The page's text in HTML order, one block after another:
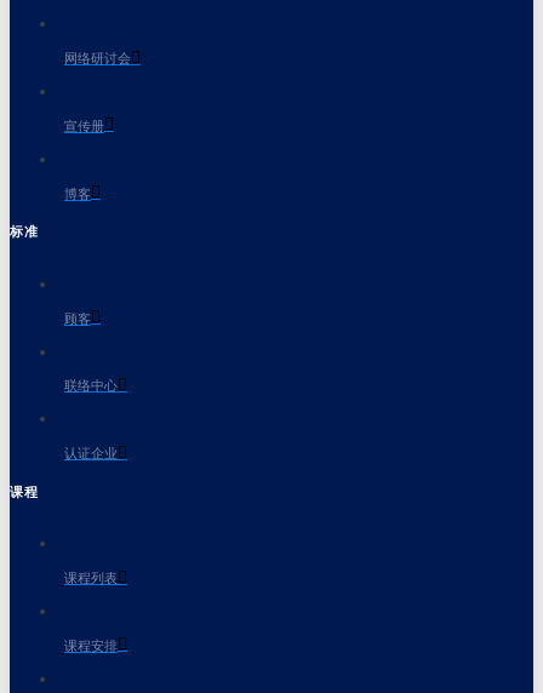
网络研讨会
宣传册
博客
标准
顾客
联络中心
认证企业
课程
课程列表
课程安排